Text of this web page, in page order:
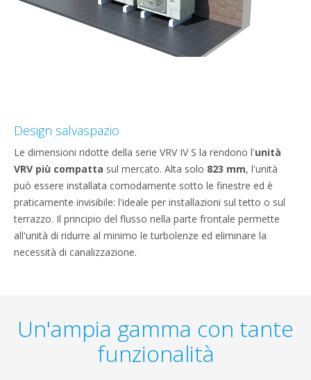
Design salvaspazio
Le dimensioni ridotte della serie VRV IV S la rendono l'unità
VRV più compatta sul mercato. Alta solo 823 mm, l'unità
può essere installata comodamente sotto le finestre ed è
praticamente invisibile: l'ideale per installazioni sul tetto o sul
terrazzo. Il principio del flusso nella parte frontale permette
all'unità di ridurre al minimo le turbolenze ed eliminare la
necessità di canalizzazione.
Un'ampia gamma con tante
funzionalità